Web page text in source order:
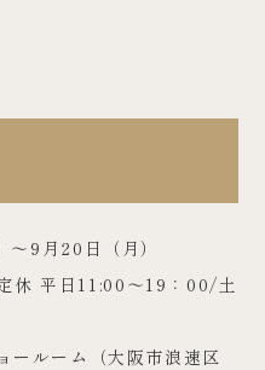
9月20日（月）
休 平日11:00～19：00/土
ルーム（大阪市浪速区